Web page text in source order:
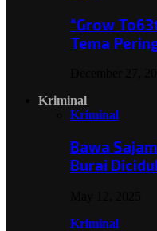
“Grow
Tema
Kriminal
Kriminal
Bawa
Burai
Kriminal